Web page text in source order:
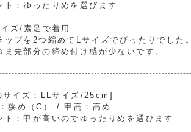
ト：ゆったりめを選びます
ズ/素足で着用
ップを2つ縮めてLサイズでぴったりでした。
ま先部分の締め付け感が少ないです。
イズ：LLサイズ/25cm]
狭め（C） / 甲高：高め
ト：甲が高いのでゆったりめを選びます